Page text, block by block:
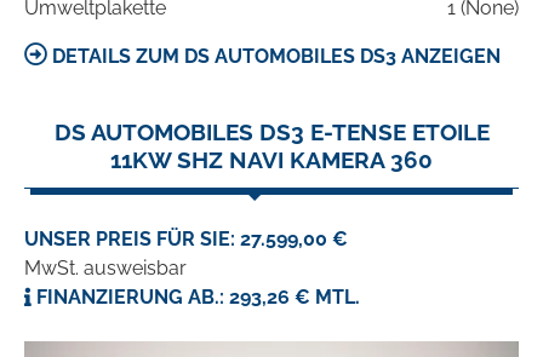
Umweltplakette
1 (None)
DETAILS ZUM DS AUTOMOBILES DS3 ANZEIGEN
DS AUTOMOBILES DS3 E-TENSE ETOILE
11KW SHZ NAVI KAMERA 360
UNSER PREIS FÜR SIE: 27.599,00 €
MwSt. ausweisbar
FINANZIERUNG AB.: 293,26 € MTL.